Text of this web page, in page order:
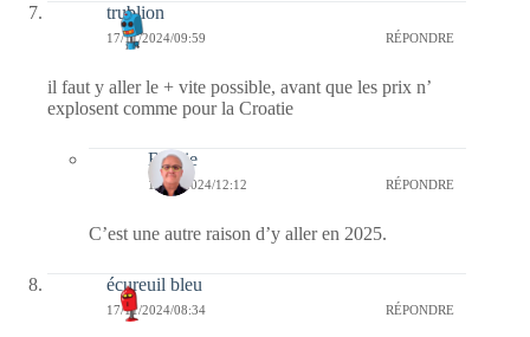
trublion
17/11/2024/09:59 RÉPONDRE
il faut y aller le + vite possible, avant que les prix n’
explosent comme pour la Croatie
Bernie
17/11/2024/12:12 RÉPONDRE
C’est une autre raison d’y aller en 2025.
écureuil bleu
17/11/2024/08:34 RÉPONDRE